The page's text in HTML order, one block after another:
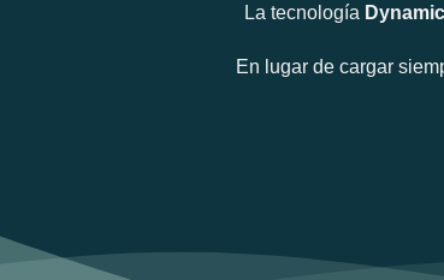
La tecnología
En lugar de cargar